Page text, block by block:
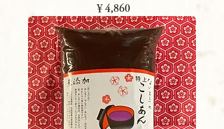
価格
￥4,860